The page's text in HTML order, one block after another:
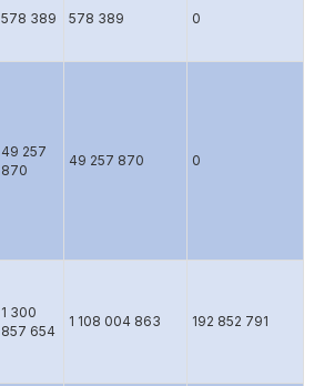
578 389 578 389 0
49 257
870
49 257 870 0
1 300
857 654
1 108 004 863 192 852 791